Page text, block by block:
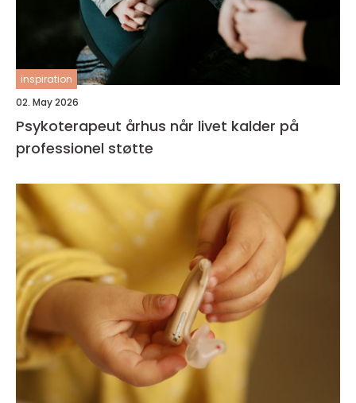
inspiration
02. May 2026
Psykoterapeut århus når livet kalder på
professionel støtte